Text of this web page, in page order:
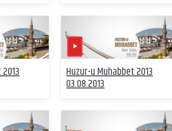
Huzur-u Muhabbet 2013
03.08.2013